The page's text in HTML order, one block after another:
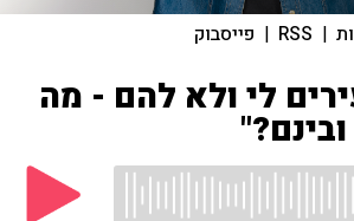
|
RSS
| פייסבוק
לי ולא להם - מה